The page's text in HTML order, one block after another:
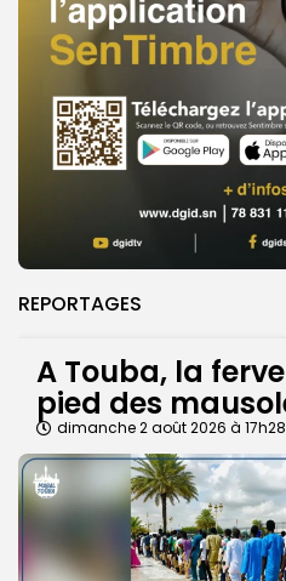
REPORTAGES
A Touba, la
pied des
dimanche 2 août 2026 à 17h28